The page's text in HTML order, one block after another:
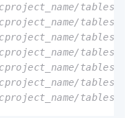
tables/
tables/
tables/
tables/
tables/
tables/
tables/